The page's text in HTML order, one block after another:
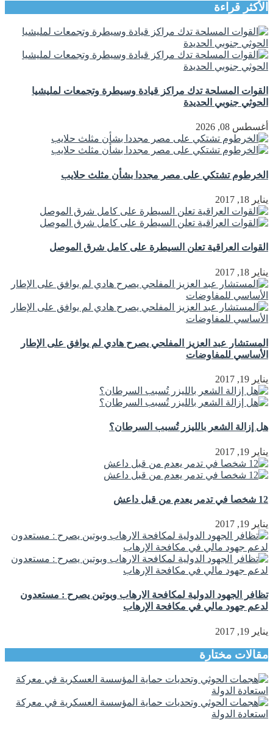
الأكثر قراءة
القوات المسلحة تدك مراكز قيادة وسيطرة وتجمعات لمليشيا
الحوثي جنوبي الحديدة
أغسطس 08, 2026
الخرطوم تشتكي على مصر مجددا بشأن مثلث حلايب
يناير 18, 2017
القوات العراقية تعلن السيطرة على كامل شرق الموصل
يناير 18, 2017
المستشار عبد العزيز المفلحي يصرح هادي لم يوافق على الإطار
الأساسي للمفاوضات
يناير 19, 2017
هل إزالة الشعر بالليزر تُسبب السرطان؟
يناير 19, 2017
12 شخصا في تدمر يعدم من قبل داعش
يناير 19, 2017
تظافر الجهود الدولية لمكافحة الارهاب وبوتين يصرح : مستعدون
لدعم جهود مالي في مكافحة الإرهاب
يناير 19, 2017
مقالات مختارة